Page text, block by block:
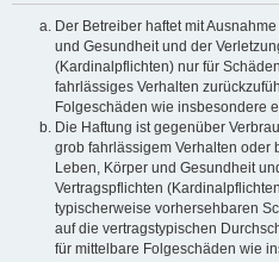
Der Betreiber haftet mit
und Gesundheit und der
(Kardinalpflichten) nur für
fahrlässiges Verhalten
Folgeschäden wie insbesondere
Die Haftung ist gegenüber
grob fahrlässigem Verhalten oder
Leben, Körper und Gesundheit
Vertragspflichten
typischerweise vorhersehbaren
auf die vertragstypischen
für mittelbare Folgeschäden wie